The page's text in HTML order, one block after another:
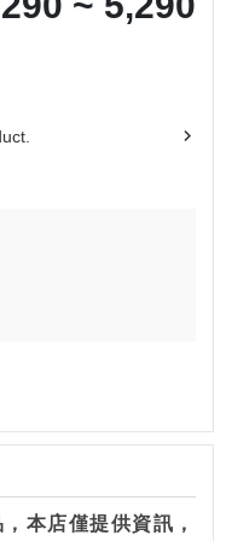
本店僅提供資訊，